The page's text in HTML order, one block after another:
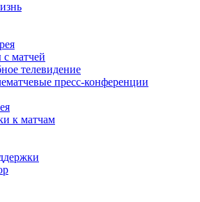
с матчей
телевидение
пресс-конференции
к матчам